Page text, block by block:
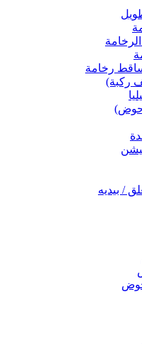
رخامة
ركبة)
حوض)
/ بيديه